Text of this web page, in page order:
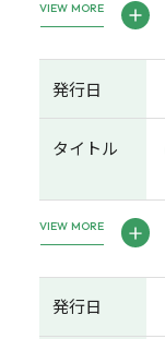
VIEW MORE
発行日
タイトル
VIEW MORE
発行日